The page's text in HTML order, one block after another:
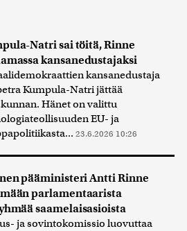
Natri sai töitä, Rinne
kansanedustajaksi
kansanedustaja
Kumpula-Natri jättää
Hänet on valittu
EU- ja
23.6.2026 10:26
pääministeri Antti Rinne
parlamentaarista
saamelaisasioista
ja sovintokomissio luovuttaa